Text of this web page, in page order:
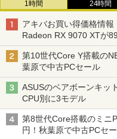
1時間 24時間
アキバお買い得価格情報
Radeon RX 9070 XTが
型モニターが9,801円、
第10世代Core Y搭載の
葉原で中古PCセール
ASUSのベアボーンキッ
CPU別に3モデル
第8世代Core搭載のミニ
円！秋葉原で中古PCセ